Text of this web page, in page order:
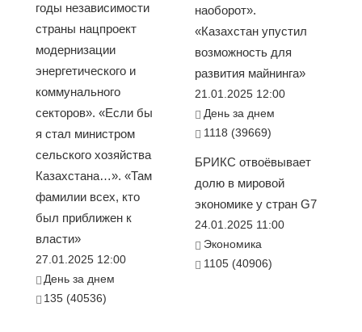
годы независимости
страны нацпроект
модернизации
энергетического и
коммунального
секторов». «Если бы
я стал министром
сельского хозяйства
Казахстана…». «Там
фамилии всех, кто
был приближен к
власти»
27.01.2025 12:00
День за днем
135 (40536)
наоборот».
«Казахстан упустил
возможность для
развития майнинга»
21.01.2025 12:00
День за днем
1118 (39669)
БРИКС отвоёвывает
долю в мировой
экономике у стран G7
24.01.2025 11:00
Экономика
1105 (40906)